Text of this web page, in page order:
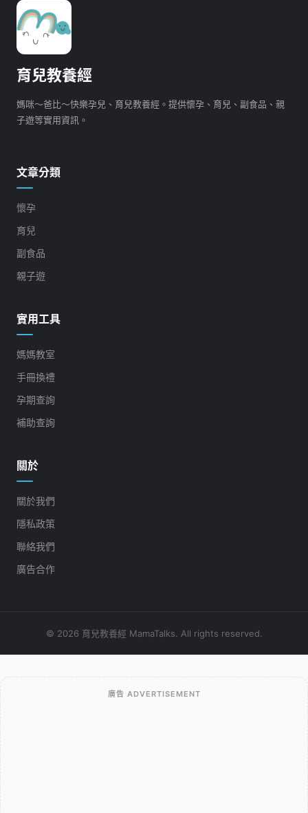
育兒教養經
媽咪～爸比～快樂孕兒、育兒教養經。提供懷孕、育兒、副食品、親
子遊等實用資訊。
文章分類
懷孕
育兒
副食品
親子遊
實用工具
媽媽教室
手冊換禮
孕期查詢
補助查詢
關於
關於我們
隱私政策
聯絡我們
廣告合作
© 2026 育兒教養經 MamaTalks. All rights reserved.
廣告 ADVERTISEMENT